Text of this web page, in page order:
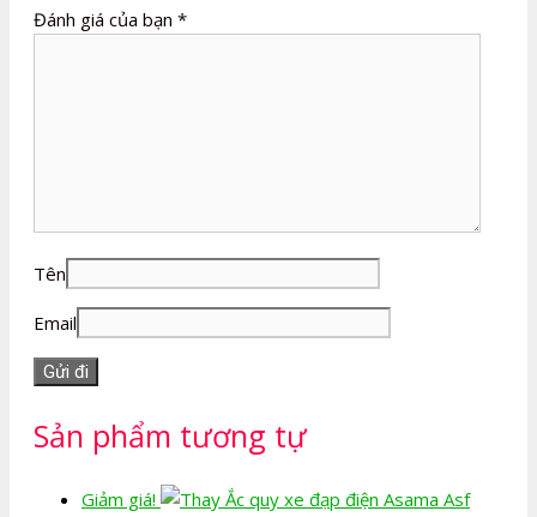
Đánh giá của bạn *
Tên
Email
Sản phẩm tương tự
Giảm giá!